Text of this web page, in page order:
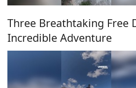
Three Breathtaking Free
Incredible Adventure